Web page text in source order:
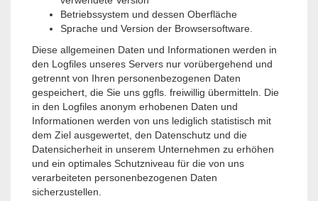
Betriebssystem und dessen Oberfläche
Sprache und Version der Browsersoftware.
Diese allgemeinen Daten und Informationen werden in
den Logfiles unseres Servers nur vorübergehend und
getrennt von Ihren personenbezogenen Daten
gespeichert, die Sie uns ggfls. freiwillig übermitteln. Die
in den Logfiles anonym erhobenen Daten und
Informationen werden von uns lediglich statistisch mit
dem Ziel ausgewertet, den Datenschutz und die
Datensicherheit in unserem Unternehmen zu erhöhen
und ein optimales Schutzniveau für die von uns
verarbeiteten personenbezogenen Daten
sicherzustellen.